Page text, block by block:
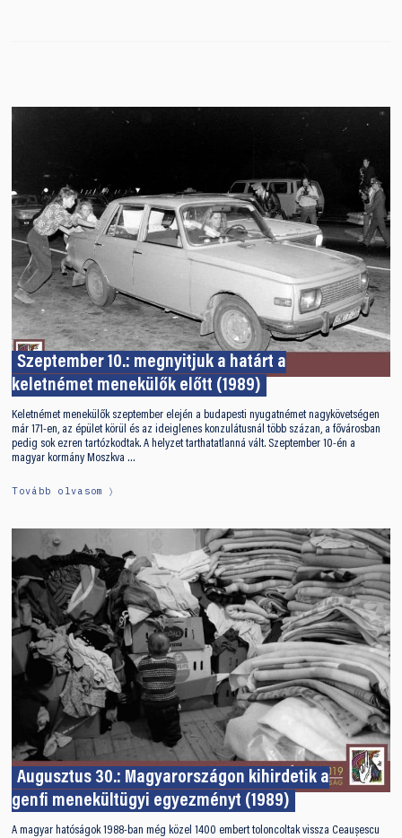
Szeptember 10.: megnyitjuk a határt a
keletnémet menekülők előtt (1989)
Keletnémet menekülők szeptember elején a budapesti nyugatnémet nagykövetségen
már 171-en, az épület körül és az ideiglenes konzulátusnál több százan, a fővárosban
pedig sok ezren tartózkodtak. A helyzet tarthatatlanná vált. Szeptember 10-én a
magyar kormány Moszkva …
Tovább olvasom
Augusztus 30.: Magyarországon kihirdetik a
genfi menekültügyi egyezményt (1989)
A magyar hatóságok 1988-ban még közel 1400 embert toloncoltak vissza Ceaușescu